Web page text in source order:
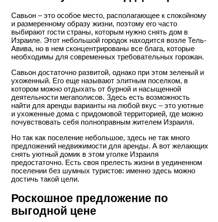
Савьон – это особое место, располагающее к спокойному
и размеренному образу жизни, поэтому его часто
выбирают гости страны, которым нужно снять дом в
Израиле. Этот небольшой городок находится возле Тель-
Авива, но в нем сконцентрированы все блага, которые
необходимы для современных требовательных горожан.
Савьон достаточно развитой, однако при этом зеленый и
ухоженный. Его еще называют элитным поселком, в
котором можно отдыхать от бурной и насыщенной
деятельности мегаполисов. Здесь есть возможность
найти для аренды варианты на любой вкус – это уютные
и ухоженные дома с придомовой территорией, где можно
почувствовать себя полноправным жителем Израиля.
Но так как поселение небольшое, здесь не так много
предложений недвижимости для аренды. А вот желающих
снять уютный домик в этом уголке Израиля
предостаточно. Есть своя прелесть жизни в уединенном
поселении без шумных туристов: именно здесь можно
достичь такой цели.
Роскошное предложение по
выгодной цене